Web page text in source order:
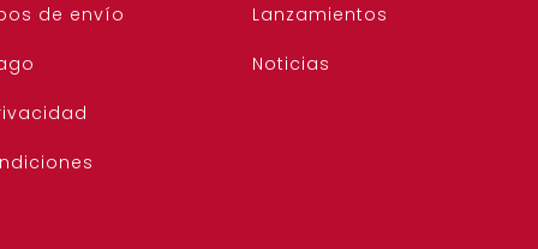
de envío Lanzamientos
Noticias